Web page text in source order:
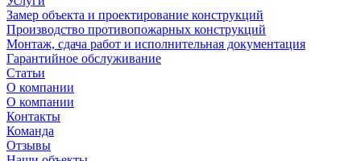
Замер объекта и проектирование конструкций
Производство противопожарных конструкций
Монтаж, сдача работ и исполнительная документация
Гарантийное обслуживание
Статьи
О компании
О компании
Контакты
Команда
Отзывы